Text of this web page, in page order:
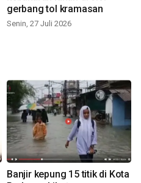
gerbang tol kramasan
Senin, 27 Juli 2026
Banjir kepung 15 titik di Kota